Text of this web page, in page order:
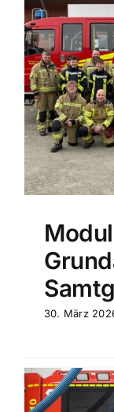
30. März